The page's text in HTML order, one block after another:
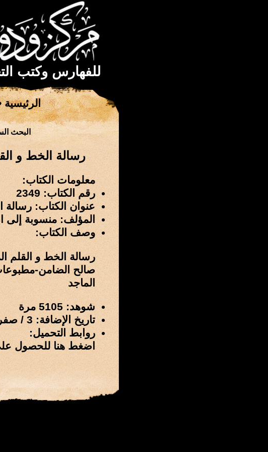
للفهارس وكتب
الرئيسية
البحث
رسالة الخط و
معلومات الكتاب:
رقم الكتاب: 2349
عنوان الكتاب: رسالة
المؤلف: منسوبة إلى
وصف الكتاب:
صالح الضامن-
الماجد
شوهد: 5105 مرة
تاريخ الإضافة: 3 / صفر / 1431 هـ الموافق 17 / يناير / 2010 م
روابط التحميل:
اضغط هنا للحصول